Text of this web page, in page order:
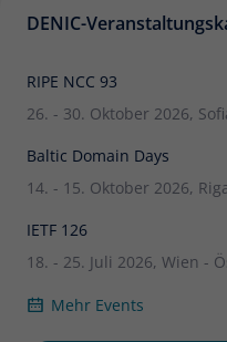
DENIC-
RIPE NCC 93
26. - 30. Oktober 2026,
Baltic Domain Days
14. - 15. Oktober 2026,
IETF 126
18. - 25. Juli 2026, Wien -
Mehr Events